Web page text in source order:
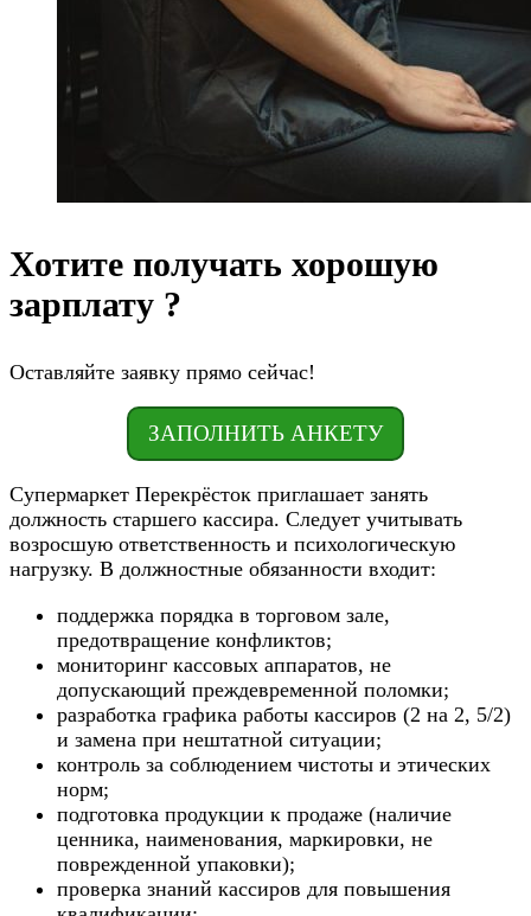
Хотите получать хорошую
зарплату ?
Оставляйте заявку прямо сейчас!
ЗАПОЛНИТЬ АНКЕТУ
Супермаркет Перекрёсток приглашает занять
должность старшего кассира. Следует учитывать
возросшую ответственность и психологическую
нагрузку. В должностные обязанности входит:
поддержка порядка в торговом зале,
предотвращение конфликтов;
мониторинг кассовых аппаратов, не
допускающий преждевременной поломки;
разработка графика работы кассиров (2 на 2, 5/2)
и замена при нештатной ситуации;
контроль за соблюдением чистоты и этических
норм;
подготовка продукции к продаже (наличие
ценника, наименования, маркировки, не
поврежденной упаковки);
проверка знаний кассиров для повышения